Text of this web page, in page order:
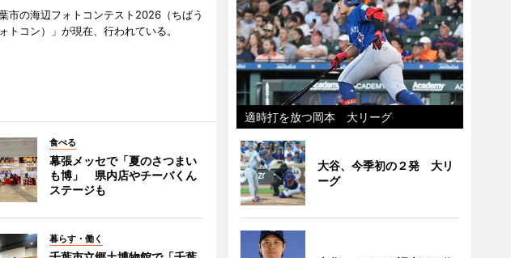
葉市の海辺フォトコンテスト2026（ちばう
トコン）」が現在、行われている。
食べる
幕張メッセで「夏のさつまい
も博」 県内店やチーバくん
ステージも
暮らす・働く
適時打を放つ岡本 大リーグ
大谷、今季初の２発 大リ
ーグ